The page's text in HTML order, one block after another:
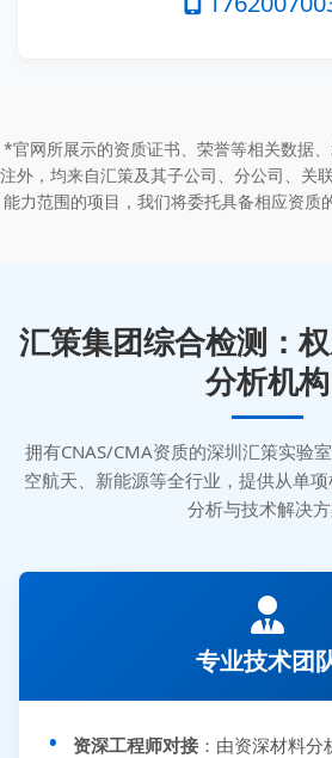
*官网所展示的资质证书、荣誉等相关数据
注外，均来自汇策及其子公司、分公司、关
能力范围的项目，我们将委托具备相应资质
汇策集团综合检测：
分析机构
拥有CNAS/CMA资质的深圳汇策实验
空航天、新能源等全行业，提供从单
分析与技术解决
专业技术团
资深工程师对接 ：由资深材料